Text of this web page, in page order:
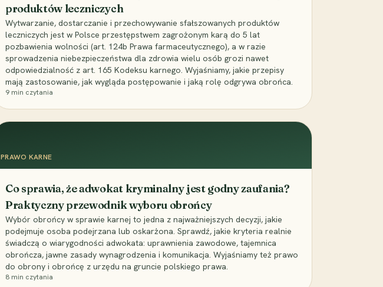
produktów leczniczych
Wytwarzanie, dostarczanie i przechowywanie sfałszowanych produktów
leczniczych jest w Polsce przestępstwem zagrożonym karą do 5 lat
pozbawienia wolności (art. 124b Prawa farmaceutycznego), a w razie
sprowadzenia niebezpieczeństwa dla zdrowia wielu osób grozi nawet
odpowiedzialność z art. 165 Kodeksu karnego. Wyjaśniamy, jakie przepisy
mają zastosowanie, jak wygląda postępowanie i jaką rolę odgrywa obrońca.
9 min czytania
PRAWO KARNE
Co sprawia, że adwokat kryminalny jest godny zaufania?
Praktyczny przewodnik wyboru obrońcy
Wybór obrońcy w sprawie karnej to jedna z najważniejszych decyzji, jakie
podejmuje osoba podejrzana lub oskarżona. Sprawdź, jakie kryteria realnie
świadczą o wiarygodności adwokata: uprawnienia zawodowe, tajemnica
obrończa, jawne zasady wynagrodzenia i komunikacja. Wyjaśniamy też prawo
do obrony i obrońcę z urzędu na gruncie polskiego prawa.
8 min czytania